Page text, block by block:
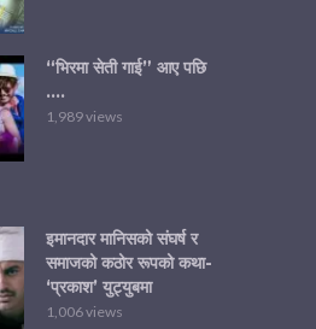
“भिरमा सेती गाई” आए पछि
….
1,989 views
इमानदार मानिसको संघर्ष र
समाजको कठोर रूपको कथा-
‘प्रकाश’ युट्युबमा
1,006 views